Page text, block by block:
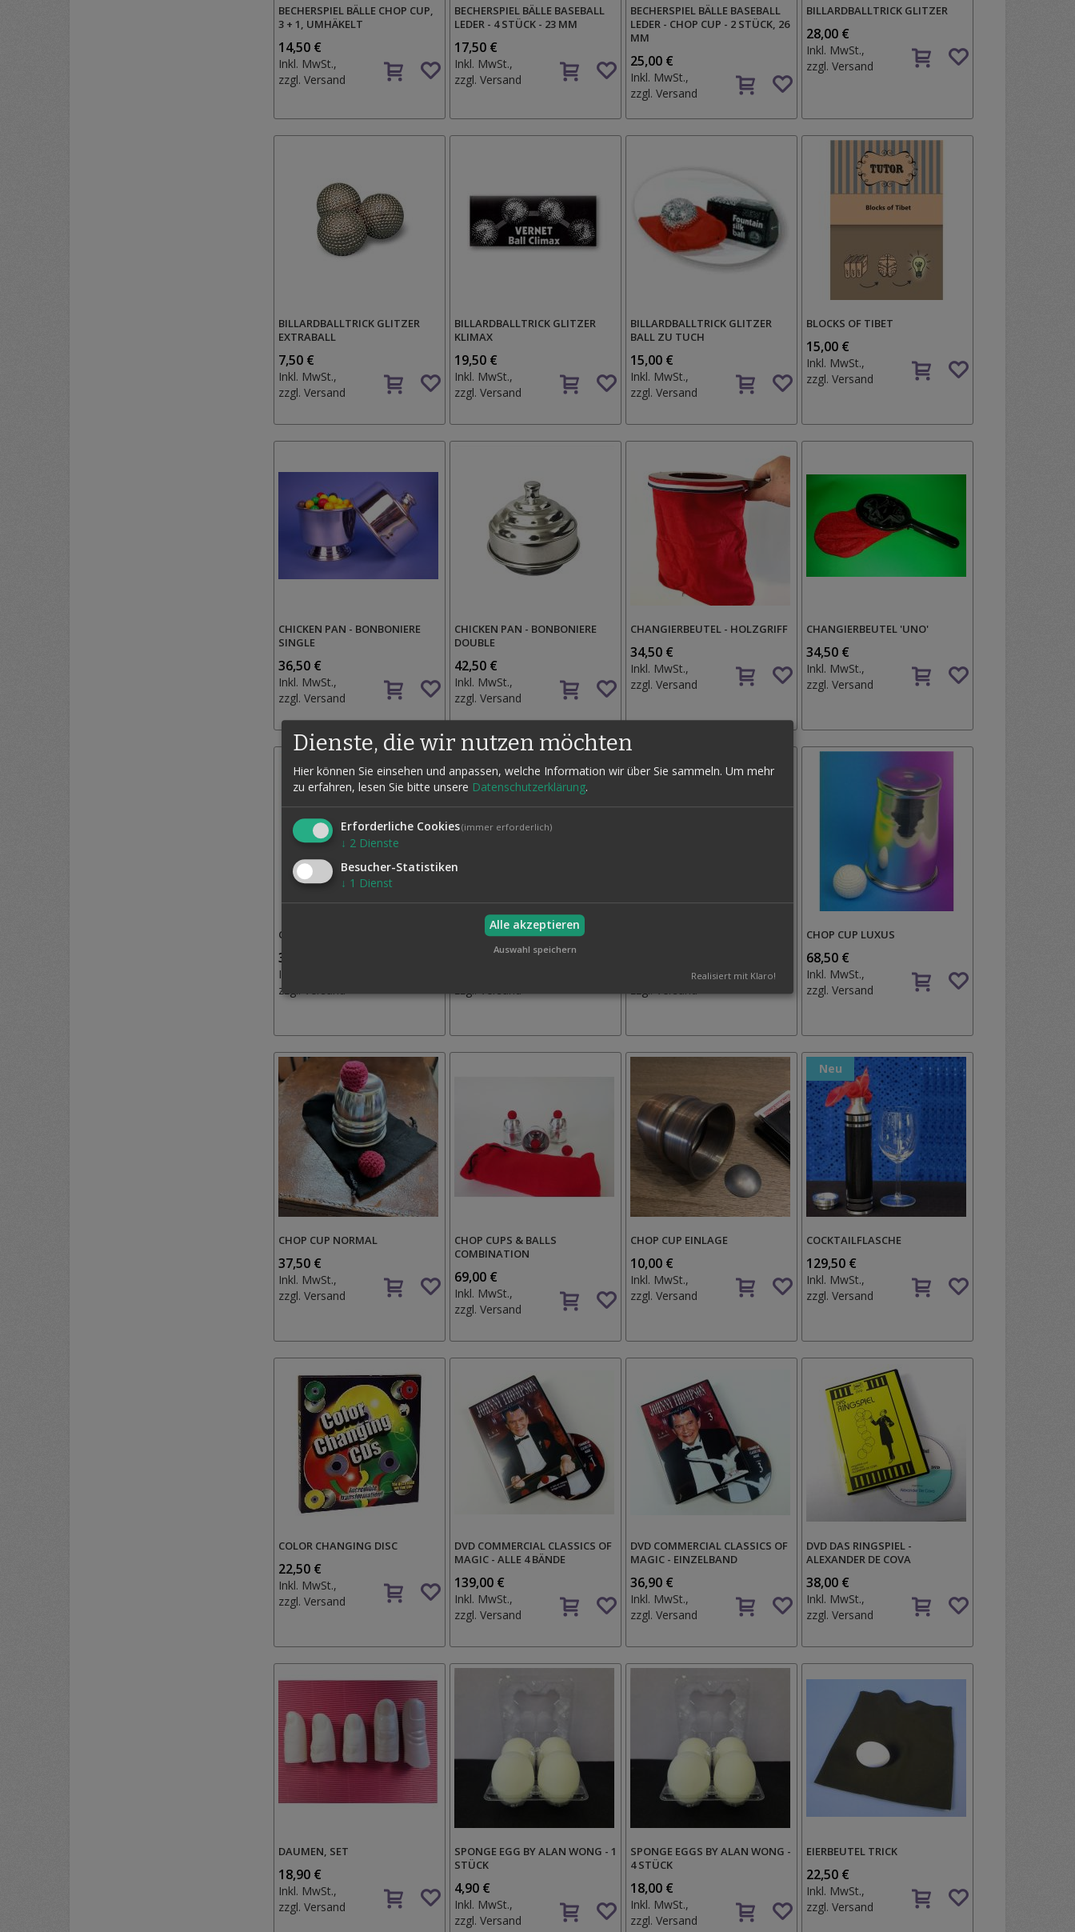
BECHERSPIEL BÄLLE CHOP CUP,
3 + 1, UMHÄKELT
14,50 €
Inkl. MwSt.,
zzgl.Versand
Auf
den
Wunschzettel
BECHERSPIEL BÄLLE BASEBALL
LEDER - 4 STÜCK - 23 MM
17,50 €
Inkl. MwSt.,
zzgl.Versand
Auf
den
Wunschzettel
BECHERSPIEL BÄLLE BASEBALL
LEDER - CHOP CUP - 2 STÜCK, 26
MM
25,00 €
Inkl. MwSt.,
zzgl.Versand
Auf
den
BILLARDBALLTRICK GLITZER
28,00 €
Inkl. MwSt.,
zzgl.Versand
Auf
den
BILLARDBALLTRICK GLITZER
EXTRABALL
7,50 €
Inkl. MwSt.,
zzgl.Versand
Auf
den
Wunschzettel
BILLARDBALLTRICK GLITZER
KLIMAX
19,50 €
Inkl. MwSt.,
zzgl.Versand
Auf
den
Wunschzettel
BILLARDBALLTRICK GLITZER
BALL ZU TUCH
15,00 €
Inkl. MwSt.,
zzgl.Versand
Auf
den
BLOCKS OF TIBET
15,00 €
Inkl. MwSt.,
zzgl.Versand
Auf
den
CHICKEN PAN - BONBONIERE
SINGLE
36,50 €
Inkl. MwSt.,
zzgl.Versand
Auf
den
Wunschzettel
CHICKEN PAN - BONBONIERE
DOUBLE
42,50 €
Inkl. MwSt.,
zzgl.Versand
Auf
den
CHANGIERBEUTEL - HOLZGRIFF
34,50 €
Inkl. MwSt.,
zzgl.Versand
Auf
den
Wunschzettel
CHANGIERBEUTEL 'UNO'
34,50 €
Inkl. MwSt.,
zzgl.Versand
Auf
den
CHIANTY FLÄSCHCHEN
3,50 €
Inkl. MwSt.,
zzgl.Versand
Wunschzettel
CHINA STÄBE DE LUXE
94,95 €
zzgl.Versand
Wunschzettel
zzgl.Versand
Auf
Wunschzettel
CHOP CUP LUXUS
68,50 €
Inkl. MwSt.,
zzgl.Versand
Auf
den
CHOP CUP NORMAL
37,50 €
Inkl. MwSt.,
zzgl.Versand
Auf
den
Wunschzettel
CHOP CUPS & BALLS
COMBINATION
69,00 €
Inkl. MwSt.,
zzgl.Versand
Auf
den
CHOP CUP EINLAGE
10,00 €
Inkl. MwSt.,
zzgl.Versand
Auf
den
Wunschzettel
Neu
COCKTAILFLASCHE
129,50 €
Inkl. MwSt.,
zzgl.Versand
Auf
den
COLOR CHANGING DISC
22,50 €
Inkl. MwSt.,
zzgl.Versand
Auf
den
Wunschzettel
DVD COMMERCIAL CLASSICS OF
MAGIC - ALLE 4 BÄNDE
139,00 €
Inkl. MwSt.,
zzgl.Versand
Auf
den
Wunschzettel
DVD COMMERCIAL CLASSICS OF
MAGIC - EINZELBAND
36,90 €
Inkl. MwSt.,
zzgl.Versand
Auf
den
Wunschzettel
DVD DAS RINGSPIEL -
ALEXANDER DE COVA
38,00 €
Inkl. MwSt.,
zzgl.Versand
Auf
den
DAUMEN, SET
18,90 €
Inkl. MwSt.,
zzgl.Versand
Auf
den
Wunschzettel
SPONGE EGG BY ALAN WONG - 1
STÜCK
4,90 €
Inkl. MwSt.,
zzgl.Versand
Auf
den
SPONGE EGGS BY ALAN WONG -
4 STÜCK
18,00 €
Inkl. MwSt.,
zzgl.Versand
Auf
den
EIERBEUTEL TRICK
22,50 €
Inkl. MwSt.,
zzgl.Versand
Auf
den
Dienste, die wir nutzen möchten
Hier können Sie einsehen und anpassen, welche Information wir über Sie sammeln. Um mehr
zu erfahren, lesen Sie bitte unsere Datenschutzerklärung.
Erforderliche Cookies(immer erforderlich)
↓ 2 Dienste
Besucher-Statistiken
↓ 1 Dienst
Alle akzeptieren
Auswahl speichern
Realisiert mit Klaro!